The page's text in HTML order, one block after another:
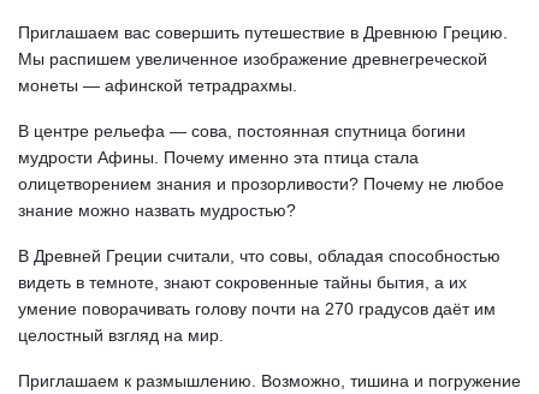
Приглашаем вас совершить путешествие в Древнюю Грецию.
Мы распишем увеличенное изображение древнегреческой
монеты — афинской тетрадрахмы.
В центре рельефа — сова, постоянная спутница богини
мудрости Афины. Почему именно эта птица стала
олицетворением знания и прозорливости? Почему не любое
знание можно назвать мудростью?
В Древней Греции считали, что совы, обладая способностью
видеть в темноте, знают сокровенные тайны бытия, а их
умение поворачивать голову почти на 270 градусов даёт им
целостный взгляд на мир.
Приглашаем к размышлению. Возможно, тишина и погружение